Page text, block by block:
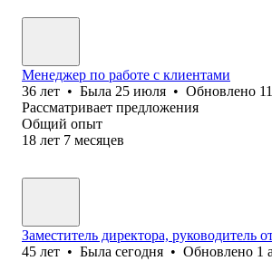
Менеджер по работе с клиентами
36 лет • Была 25 июля • Обновлено
Рассматривает предложения
Общий опыт
18 лет 7 месяцев
Заместитель директора, руководитель
45 лет • Была сегодня • Обновлено 1